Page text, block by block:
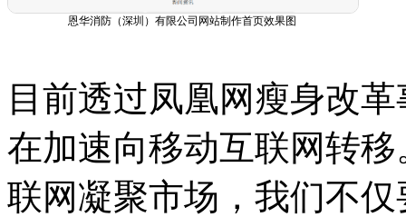
恩华消防（深圳）有限公司网站制作首页效果图
目前透过凤凰网瘦身改
在加速向移动互联网转
联网凝聚市场，我们不